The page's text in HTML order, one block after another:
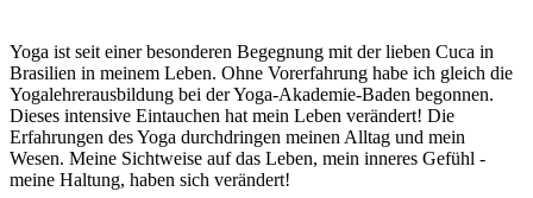
Yoga ist seit einer besonderen Begegnung mit der lieben Cuca in
Brasilien in meinem Leben. Ohne Vorerfahrung habe ich gleich die
Yogalehrerausbildung bei der Yoga-Akademie-Baden begonnen.
Dieses intensive Eintauchen hat mein Leben verändert! Die
Erfahrungen des Yoga durchdringen meinen Alltag und mein
Wesen. Meine Sichtweise auf das Leben, mein inneres Gefühl -
meine Haltung, haben sich verändert!